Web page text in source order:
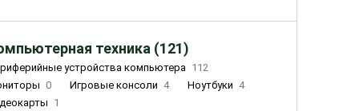
техника (121)
устройства компьютера 112
0 Игровые консоли 4 Ноутбуки 4
1